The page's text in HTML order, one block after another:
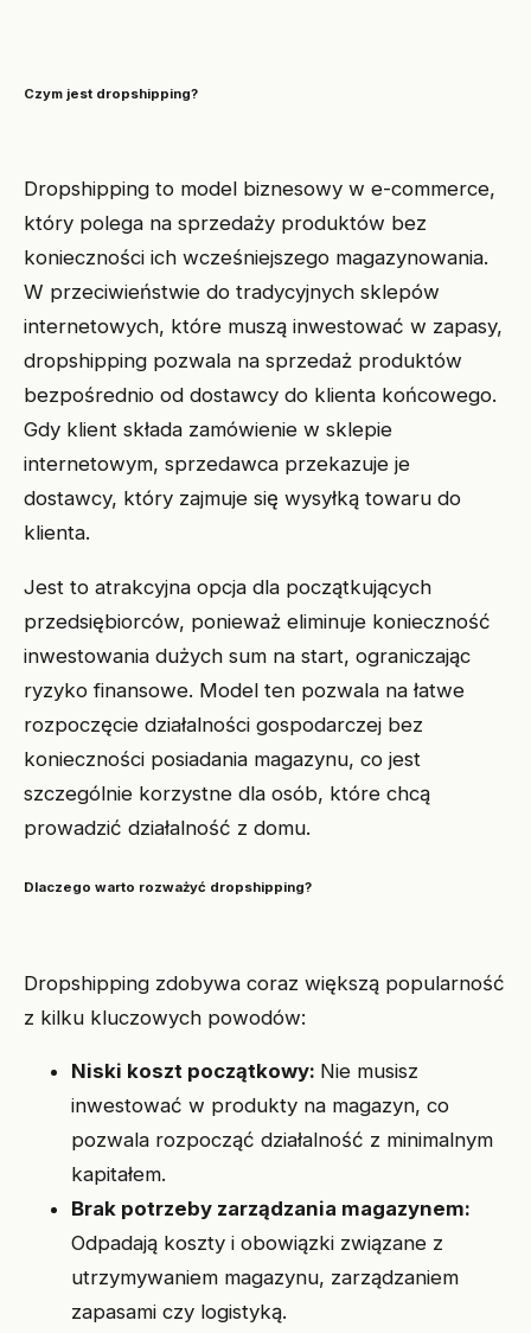
Czym jest dropshipping?
Dropshipping to model biznesowy w e-commerce,
który polega na sprzedaży produktów bez
konieczności ich wcześniejszego magazynowania.
W przeciwieństwie do tradycyjnych sklepów
internetowych, które muszą inwestować w zapasy,
dropshipping pozwala na sprzedaż produktów
bezpośrednio od dostawcy do klienta końcowego.
Gdy klient składa zamówienie w sklepie
internetowym, sprzedawca przekazuje je
dostawcy, który zajmuje się wysyłką towaru do
klienta.
Jest to atrakcyjna opcja dla początkujących
przedsiębiorców, ponieważ eliminuje konieczność
inwestowania dużych sum na start, ograniczając
ryzyko finansowe. Model ten pozwala na łatwe
rozpoczęcie działalności gospodarczej bez
konieczności posiadania magazynu, co jest
szczególnie korzystne dla osób, które chcą
prowadzić działalność z domu.
Dlaczego warto rozważyć dropshipping?
Dropshipping zdobywa coraz większą popularność
z kilku kluczowych powodów:
Niski koszt początkowy: Nie musisz
inwestować w produkty na magazyn, co
pozwala rozpocząć działalność z minimalnym
kapitałem.
Brak potrzeby zarządzania magazynem:
Odpadają koszty i obowiązki związane z
utrzymywaniem magazynu, zarządzaniem
zapasami czy logistyką.